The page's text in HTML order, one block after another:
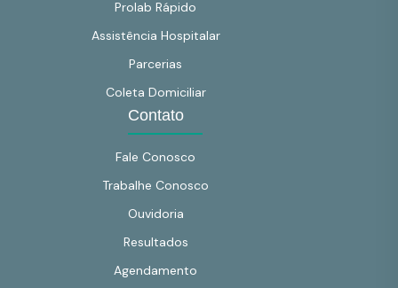
Prolab Rápido
Assistência Hospitalar
Parcerias
Coleta Domiciliar
Contato
Fale Conosco
Trabalhe Conosco
Ouvidoria
Resultados
Agendamento